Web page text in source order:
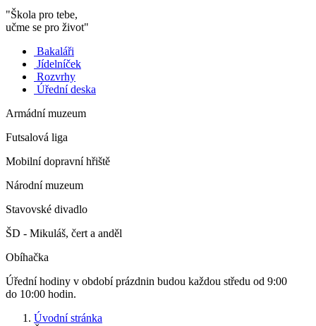
"Škola pro tebe,
učme se pro život"
Bakaláři
Jídelníček
Rozvrhy
Úřední deska
Armádní muzeum
Futsalová liga
Mobilní dopravní hřiště
Národní muzeum
Stavovské divadlo
ŠD - Mikuláš, čert a anděl
Obíhačka
Úřední hodiny v období prázdnin budou každou středu od 9:00
do 10:00 hodin.
Úvodní stránka